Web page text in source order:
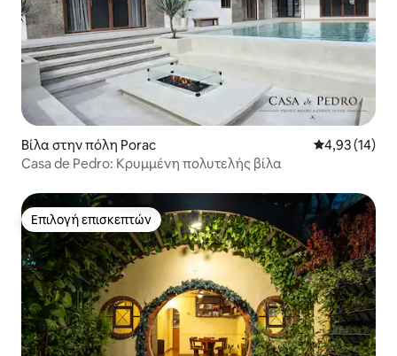
Βίλα στην πόλη Porac Μέση
4,93 (14)
Casa de Pedro: Κρυμμένη πολυτελής βίλα
Επιλογή επισκεπτών
Επιλογή επισκεπτών